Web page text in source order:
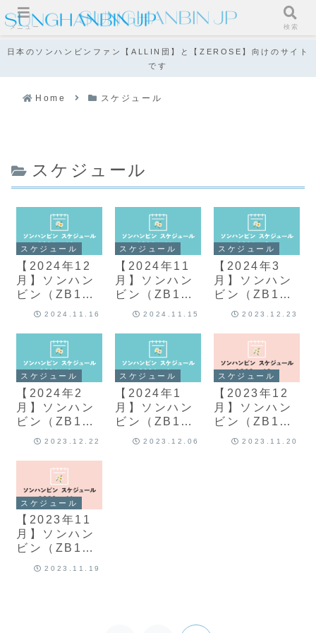
日本のソンハンビンファン【ALLIN団】と【ZEROSE】向けのサイト
です
Home スケジュール
スケジュール
スケジュール
【2024年12
月】ソンハン
ビン（ZB1）
スケジュール
2024.11.16
スケジュール
【2024年11
月】ソンハン
ビン（ZB1）
スケジュール
2024.11.15
スケジュール
【2024年3
月】ソンハン
ビン（ZB1）
スケジュール
2023.12.23
スケジュール
【2024年2
月】ソンハン
ビン（ZB1）
スケジュール
2023.12.22
スケジュール
【2024年1
月】ソンハン
ビン（ZB1）
スケジュール
2023.12.06
スケジュール
【2023年12
月】ソンハン
ビン（ZB1）
スケジュール
2023.11.20
スケジュール
【2023年11
月】ソンハン
ビン（ZB1）
2023.11.19
メニュー 検索